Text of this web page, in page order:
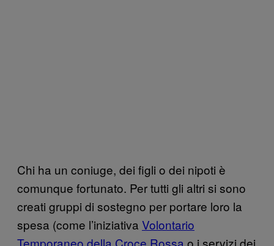
Chi ha un coniuge, dei figli o dei nipoti è
comunque fortunato. Per tutti gli altri si sono
creati gruppi di sostegno per portare loro la
spesa (come l’iniziativa Volontario
Temporaneo della Croce Rossa o i servizi dei